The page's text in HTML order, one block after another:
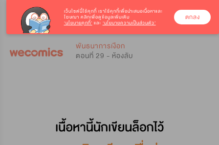
พันธนาการเงือก
ตอนที่ 29 - ห้องลับ
เว็บไซต์นี้ใช้คุกกี้ เราใช้คุกกี้เพื่อนำเสนอเนื้อหาและ
โฆษณา คลิกเพื่อดูข้อมูลเพิ่มเติม
‘นโยบายคุกกี้’ และ ‘นโยบายความเป็นส่วนตัว’
ตกลง